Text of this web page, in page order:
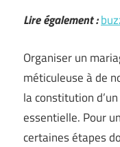
Lire également :
Organiser un
méticuleuse à de
la constitution
essentielle. Pour
certaines étapes